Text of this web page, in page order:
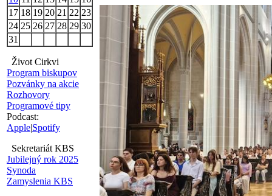
17 18 19 20 21 22 23
24 25 26 27 28 29 30
31
Život Cirkvi
Program biskupov
Pozvánky na akcie
Rozhovory
Programové tipy
Podcast:
Apple|Spotify
Sekretariát KBS
Jubilejný rok 2025
Synoda
Zamyslenia KBS